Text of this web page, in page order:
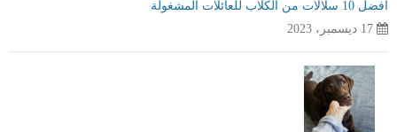
افضل 10 سلالات من الكلاب للعائلات المشغولة
17 ديسمبر، 2023